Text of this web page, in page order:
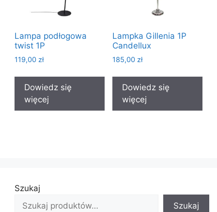
Lampa podłogowa
twist 1P
119,00 zł
Dowiedz się
więcej
Lampka Gillenia 1P
Candellux
185,00 zł
Dowiedz się
więcej
Szukaj
Szukaj